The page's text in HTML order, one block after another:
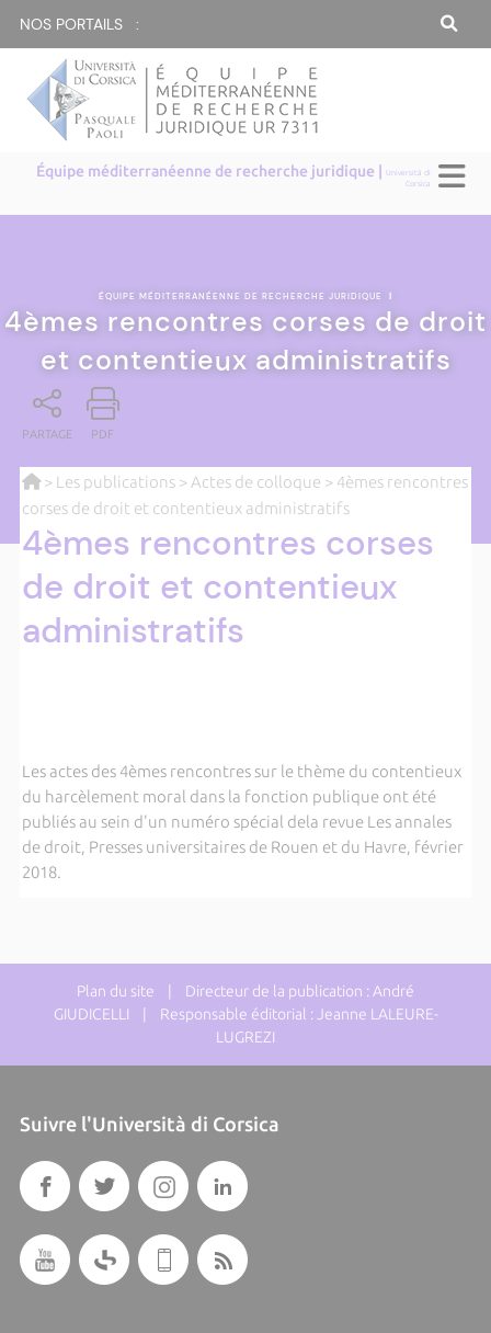
NOS PORTAILS :
Équipe méditerranéenne de recherche juridique |Università di
Corsica
ÉQUIPE MÉDITERRANÉENNE DE RECHERCHE JURIDIQUE |
4èmes rencontres corses de droit
et contentieux administratifs
PARTAGE PDF
> Les publications> Actes de colloque > 4èmes rencontres
corses de droit et contentieux administratifs
4èmes rencontres corses
de droit et contentieux
administratifs
Les actes des 4èmes rencontres sur le thème du contentieux
du harcèlement moral dans la fonction publique ont été
publiés au sein d'un numéro spécial dela revue Les annales
de droit, Presses universitaires de Rouen et du Havre, février
2018.
Plan du site | Directeur de la publication : André
GIUDICELLI | Responsable éditorial : Jeanne LALEURE-
LUGREZI
Suivre l'Università di Corsica